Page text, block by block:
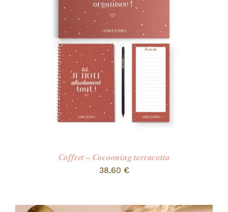
Coffret – Cocooning terracotta
38,60 €